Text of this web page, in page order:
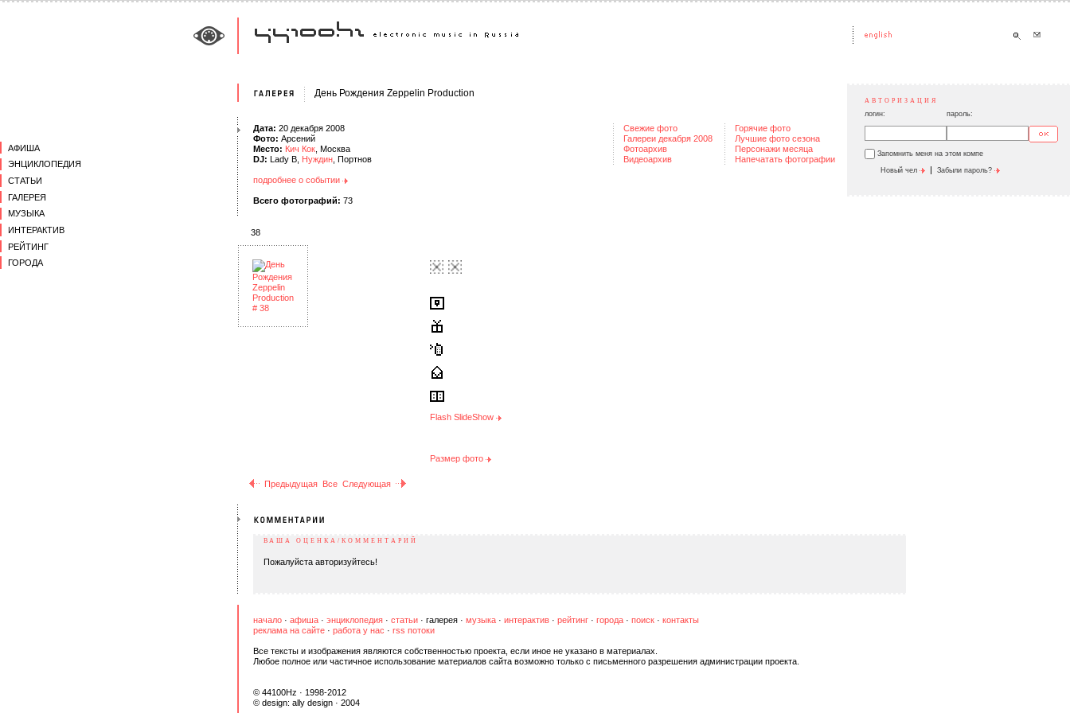
АФИША
ЭНЦИКЛОПЕДИЯ
СТАТЬИ
ГАЛЕРЕЯ
МУЗЫКА
ИНТЕРАКТИВ
РЕЙТИНГ
ГОРОДА
День Рождения Zeppelin Production
Дата: 20 декабря 2008
Фото: Арсений
Место: Кич Кок , Москва
DJ: Lady B, Нуждин , Портнов
подробнее о событии
Всего фотографий: 73
Свежие фото
Галереи декабря 2008
Фотоархив
Видеоархив
Горячие фото
Лучшие фото сезона
Персонажи месяца
Напечатать фотографии
АВТОРИЗАЦИЯ
логин: пароль:
Запомнить меня на этом компе
Новый чел | Забыли пароль?
38
Flash SlideShow
Размер фото
Предыдущая Все Следующая
ВАША ОЦЕНКА/КОММЕНТАРИЙ
Пожалуйста авторизуйтесь!
начало · афиша · энциклопедия · статьи · галерея · музыка · интерактив · рейтинг · города · поиск · контакты
реклама на сайте · работа у нас · rss потоки
Все тексты и изображения являются собственностью проекта, если иное не указано в материалах.
Любое полное или частичное использование материалов сайта возможно только с письменного разрешения администрации проекта.
© 44100Hz · 1998-2012
© design: ally design · 2004